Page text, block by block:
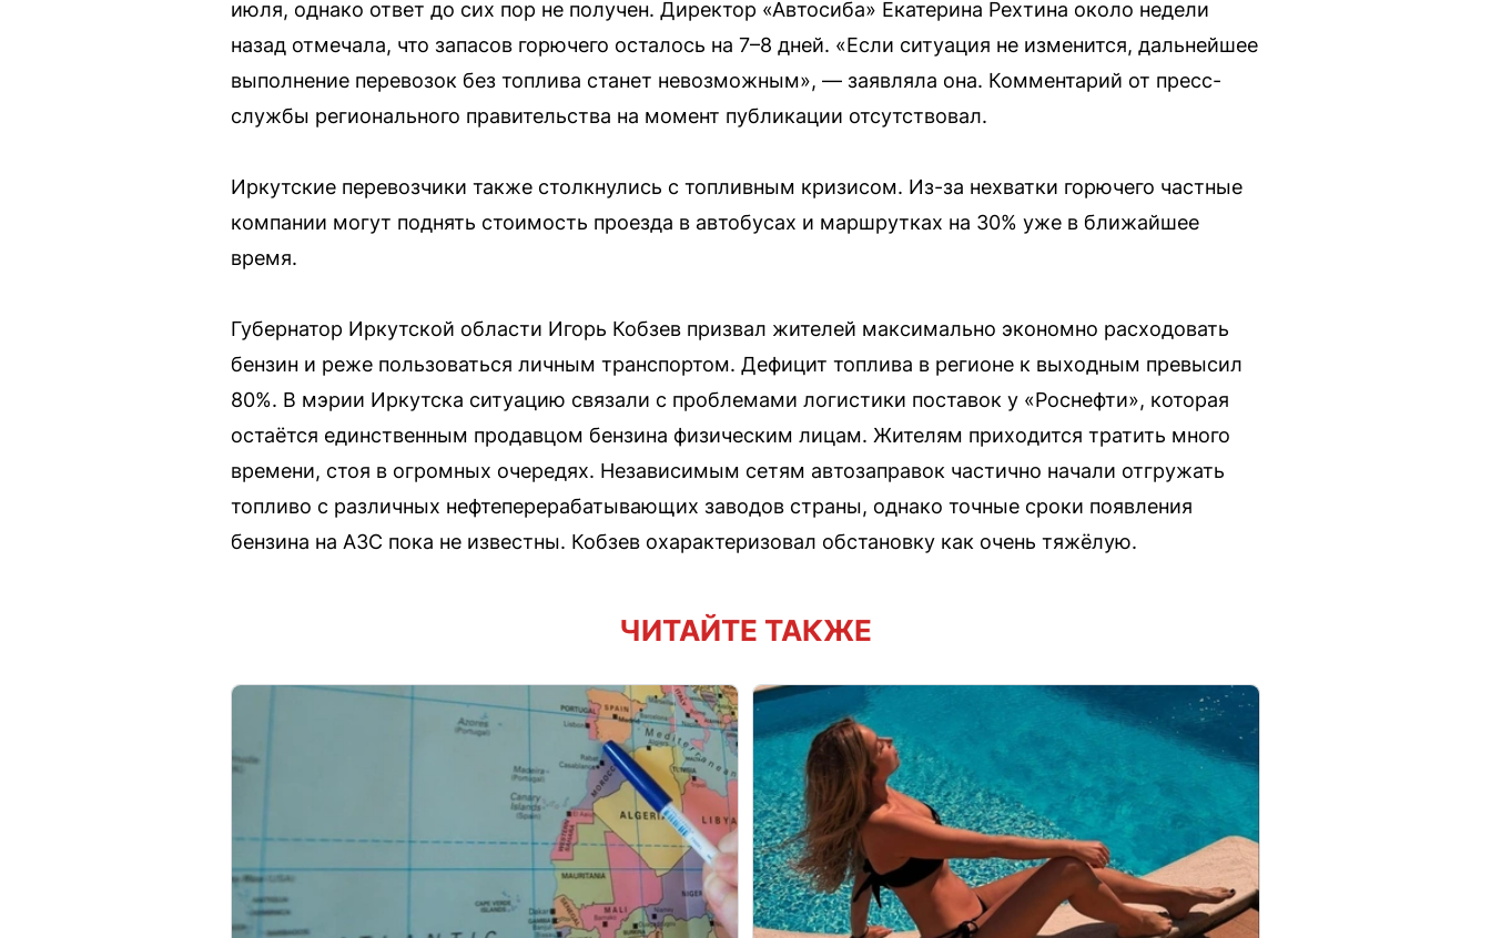
июля, однако ответ до сих пор не получен. Директор «Автосиба» Екатерина Рехтина около недели
назад отмечала, что запасов горючего осталось на 7–8 дней. «Если ситуация не изменится, дальнейшее
выполнение перевозок без топлива станет невозможным», — заявляла она. Комментарий от пресс-
службы регионального правительства на момент публикации отсутствовал.
Иркутские перевозчики также столкнулись с топливным кризисом. Из-за нехватки горючего частные
компании могут поднять стоимость проезда в автобусах и маршрутках на 30% уже в ближайшее
время.
Губернатор Иркутской области Игорь Кобзев призвал жителей максимально экономно расходовать
бензин и реже пользоваться личным транспортом. Дефицит топлива в регионе к выходным превысил
80%. В мэрии Иркутска ситуацию связали с проблемами логистики поставок у «Роснефти», которая
остаётся единственным продавцом бензина физическим лицам. Жителям приходится тратить много
времени, стоя в огромных очередях. Независимым сетям автозаправок частично начали отгружать
топливо с различных нефтеперерабатывающих заводов страны, однако точные сроки появления
бензина на АЗС пока не известны. Кобзев охарактеризовал обстановку как очень тяжёлую.
ЧИТАЙТЕ ТАКЖЕ